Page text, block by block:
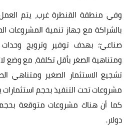
وفي منطقة القنطرة غرب، يتم
بالشراكة مع جهاز تنمية المشروعات
صناعيّ؛ بهدف توفير وترويج وحدات
ومتناهية الصغر بأقل تكلفة، مع وضع
تشجيع الاستثمار الصغير ومتناهي
دولار.